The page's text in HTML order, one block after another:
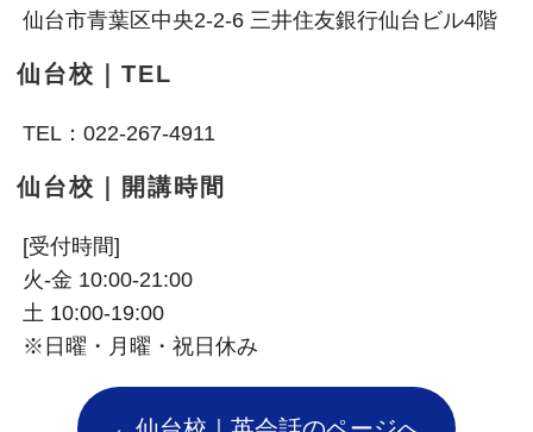
仙台市青葉区中央2-2-6 三井住友銀行仙台ビル4階
仙台校｜TEL
TEL：022-267-4911
仙台校｜開講時間
[受付時間]
火-金 10:00-21:00
土 10:00-19:00
※日曜・月曜・祝日休み